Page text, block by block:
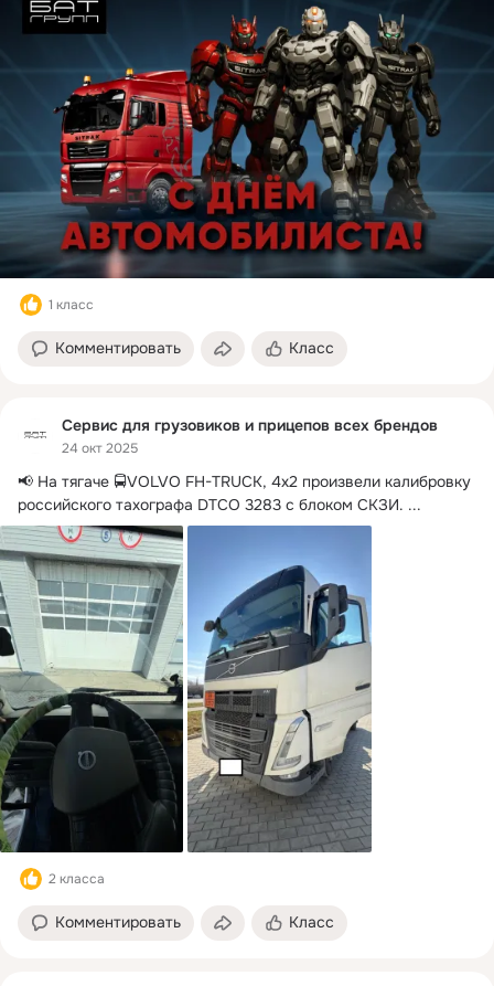
1 класс
Комментировать Класс
Сервис для грузовиков и прицепов всех брендов
24 окт 2025
📢 На тягаче 🚍VOLVO FH-TRUCK, 4x2 произвели калибровку
российского тахографа DTCO 3283 с блоком СКЗИ. ...
2 класса
Комментировать Класс